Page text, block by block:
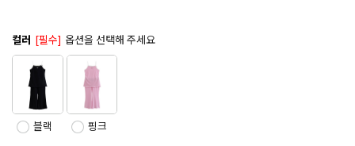
컬러 [필수] 옵션을 선택해 주세요
블랙 핑크